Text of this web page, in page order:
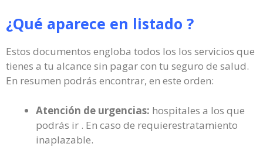
¿Qué aparece en listado ?
Estos documentos engloba todos los los servicios que
tienes a tu alcance sin pagar con tu seguro de salud.
En resumen podrás encontrar, en este orden:
Atención de urgencias: hospitales a los que
podrás ir . En caso de requierestratamiento
inaplazable.